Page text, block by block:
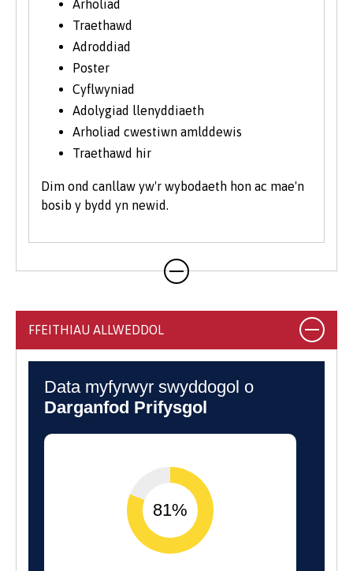
i ennill profiad gwaith estynedig
ychwanegol yn y byd go iawn. Yn flaenorol,
er enghraifft, bu myfyrwyr i Sw Caer a Sw
Mynydd Cymru.
Arholiad
Traethawd
Adroddiad
Poster
Cyflwyniad
Adolygiad llenyddiaeth
Arholiad cwestiwn amlddewis
Traethawd hir
Dim ond canllaw yw'r wybodaeth hon ac mae'n
bosib y bydd yn newid.
FFEITHIAU ALLWEDDOL